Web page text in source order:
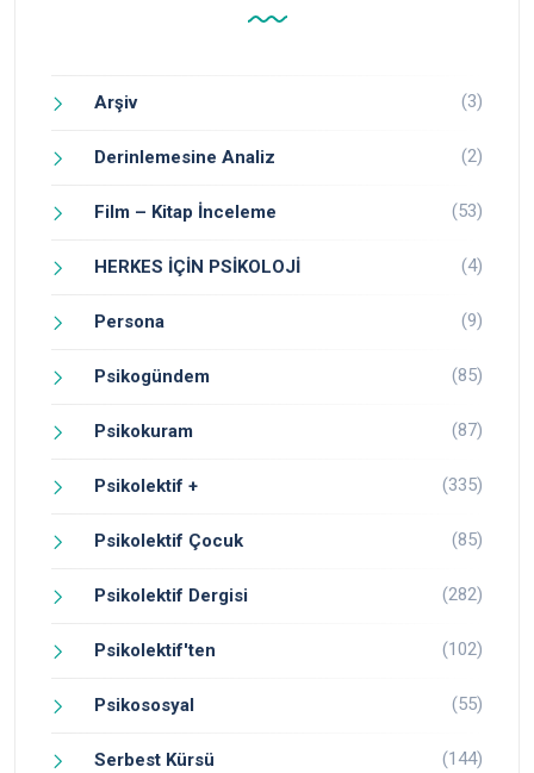
Arşiv (3)
Derinlemesine Analiz (2)
Film – Kitap İnceleme (53)
HERKES İÇİN PSİKOLOJİ (4)
Persona (9)
Psikogündem (85)
Psikokuram (87)
Psikolektif + (335)
Psikolektif Çocuk (85)
Psikolektif Dergisi (282)
Psikolektif'ten (102)
Psikososyal (55)
Serbest Kürsü (144)